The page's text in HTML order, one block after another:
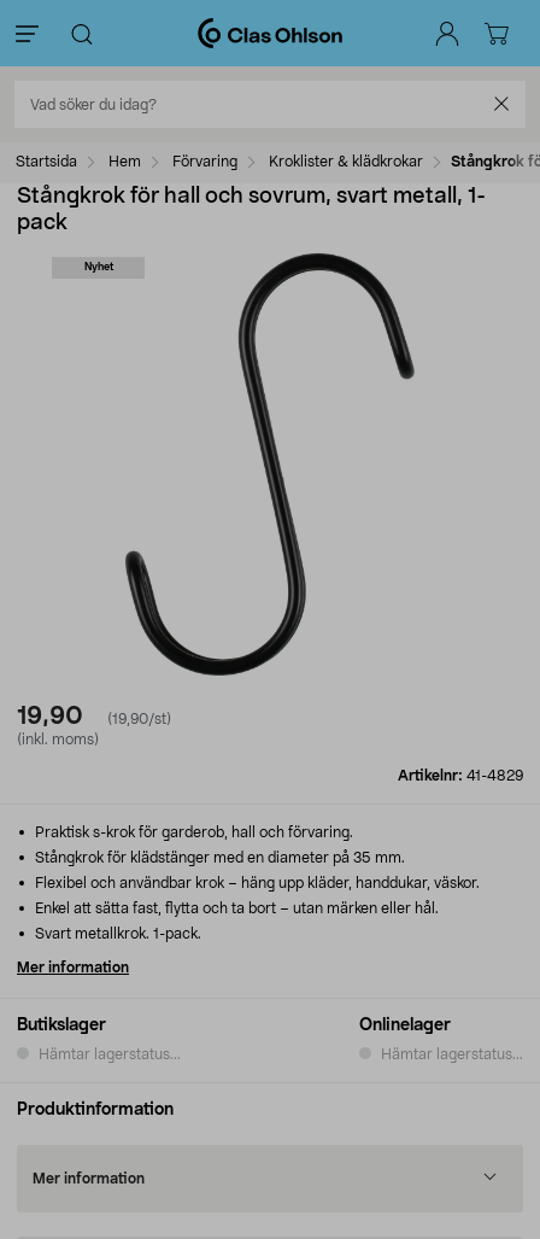
Startsida Hem Förvaring Kroklister & klädkrokar Stångkrok
Stångkrok för hall och sovrum, svart metall, 1-
pack
Nyhet
19,90
(19,90/st)
(inkl. moms)
Artikelnr: 41-4829
Butikslager
Hämtar lagerstatus...
Onlinelager
Hämtar lagerstatus...
Praktisk s-krok för garderob, hall och förvaring.
Stångkrok för klädstänger med en diameter på 35 mm.
Flexibel och användbar krok – häng upp kläder, handdukar, väskor.
Enkel att sätta fast, flytta och ta bort – utan märken eller hål.
Svart metallkrok. 1-pack.
Mer information
Produktinformation
Mer information